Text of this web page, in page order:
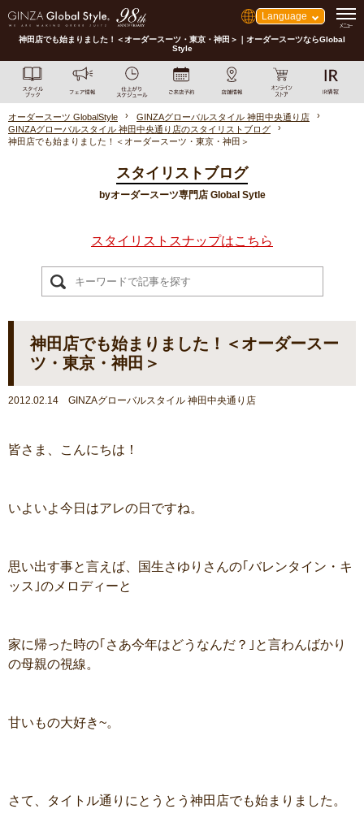
Language
神田店でも始まりました！＜オーダースーツ・東京・神田＞｜オーダースーツならGlobal
Style
オーダースーツ GlobalStyle
GINZAグローバルスタイル 神田中央通り店
GINZAグローバルスタイル 神田中央通り店のスタイリストブログ
神田店でも始まりました！＜オーダースーツ・東京・神田＞
スタイリストブログ
byオーダースーツ専門店 Global Sytle
スタイリストスナップはこちら
神田店でも始まりました！＜オーダースー
ツ・東京・神田＞
2012.02.14 GINZAグローバルスタイル 神田中央通り店
皆さま、こんにちは！
いよいよ今日はアレの日ですね。
思い出す事と言えば、国生さゆりさんの｢バレンタイン・キ
ッス｣のメロディーと
家に帰った時の｢さあ今年はどうなんだ？｣と言わんばかり
の母親の視線。
甘いもの大好き~。
さて、タイトル通りにとうとう神田店でも始まりました。